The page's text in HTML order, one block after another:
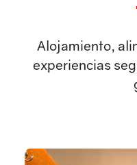
Alojamiento,
experiencias